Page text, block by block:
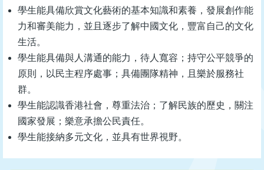
學生能具備欣賞文化藝術的基本知識和素養，發展創作能
力和審美能力，並且逐步了解中國文化，豐富自己的文化
生活。
學生能具備與人溝通的能力，待人寬容；持守公平競爭的
原則，以民主程序處事；具備團隊精神，且樂於服務社
群。
學生能認識香港社會，尊重法治；了解民族的歷史，關注
國家發展；樂意承擔公民責任。
學生能接納多元文化，並具有世界視野。